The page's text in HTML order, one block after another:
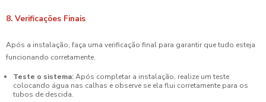
8. Verificações Finais
Após a instalação, faça uma verificação final para garantir que tudo esteja
funcionando corretamente.
Teste o sistema:Após completar a instalação, realize um teste
colocando água nas calhas e observe se ela flui corretamente para os
tubos de descida.